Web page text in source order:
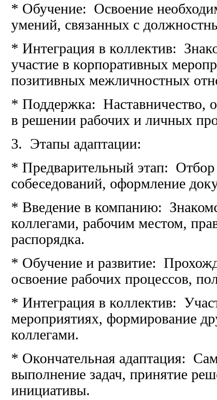
* Обучение: Освоение
умений, связанных с
* Интеграция в коллектив:
участие в корпоративных
позитивных межличностных
* Поддержка: Наставничество,
в решении рабочих и личных
3. Этапы адаптации:
* Предварительный этап: Отбор
собеседований, оформление
* Введение в компанию:
коллегами, рабочим местом,
распорядка.
* Обучение и развитие:
освоение рабочих процессов,
* Интеграция в коллектив:
мероприятиях, формирование
коллегами.
* Окончательная адаптация:
выполнение задач, принятие
инициативы.